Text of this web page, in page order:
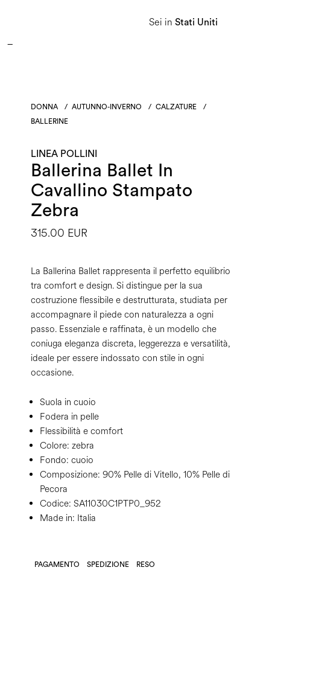
Sei in Stati Uniti
APPROFITTA DEI SALDI E SCOPRI LA NUOVA COLLEZIONE AUTUNNO/
DONNA / AUTUNNO-INVERNO / CALZATURE
/
BALLERINE
LINEA POLLINI
Ballerina Ballet In
Cavallino Stampato
Zebra
315.00 EUR
La Ballerina Ballet rappresenta il perfetto equilibrio
tra comfort e design. Si distingue per la sua
costruzione flessibile e destrutturata, studiata per
accompagnare il piede con naturalezza a ogni
passo. Essenziale e raffinata, è un modello che
coniuga eleganza discreta, leggerezza e versatilità,
ideale per essere indossato con stile in ogni
occasione.
Suola in cuoio
Fodera in pelle
Flessibilità e comfort
Colore: zebra
Fondo: cuoio
Composizione: 90% Pelle di Vitello, 10% Pelle di
Pecora
Codice: SA11030C1PTP0_952
Made in: Italia
PAGAMENTO SPEDIZIONE RESO